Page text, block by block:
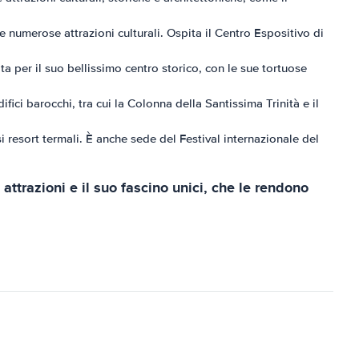
numerose attrazioni culturali. Ospita il Centro Espositivo di
per il suo bellissimo centro storico, con le sue tortuose
barocchi, tra cui la Colonna della Santissima Trinità e il
termali. È anche sede del Festival internazionale del
e il suo fascino unici, che le rendono